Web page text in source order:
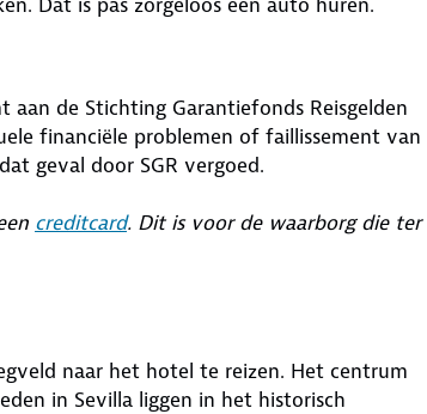
aan de Stichting Garantiefonds Reisgelden
financiële problemen of faillissement van
geval door SGR vergoed.
creditcard. Dit is voor de waarborg die ter
naar het hotel te reizen. Het centrum
in Sevilla liggen in het historisch